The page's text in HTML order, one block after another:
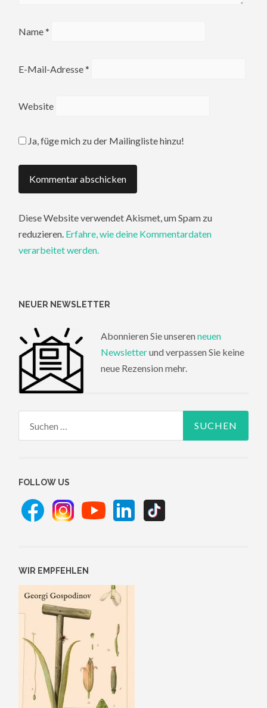
Name*
E-Mail-Adresse*
Website
Ja, füge mich zu der Mailingliste hinzu!
Diese Website verwendet Akismet, um Spam zu
reduzieren. Erfahre, wie deine Kommentardaten
verarbeitet werden.
NEUER NEWSLETTER
Abonnieren Sie unseren neuen
Newsletterund verpassen Sie keine
neue Rezension mehr.
FOLLOW US
WIR EMPFEHLEN